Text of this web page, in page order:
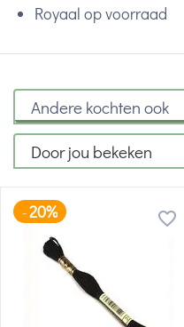
Royaal op voorraad
Andere kochten ook
Door jou bekeken
-20%